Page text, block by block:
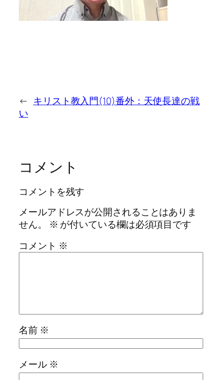
← キリスト教入門(10)番外：天使長達の戦
い
コメント
コメントを残す
メールアドレスが公開されることはありま
せん。
※ が付いている欄は必須項目です
コメント ※
名前 ※
メール ※